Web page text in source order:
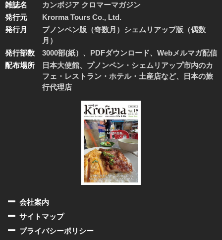
雑誌名
カンボジア クロマーマガジン
発行元
Krorma Tours Co., Ltd.
発行月
プノンペン版（奇数月）シェムリアップ版（偶数
月）
発行部数
3000部(紙）、PDFダウンロード、Webメルマガ配信
配布場所
日本大使館、プノンペン・シェムリアップ市内のカ
フェ・レストラン・ホテル・土産店など、日本の旅
行代理店
会社案内
サイトマップ
プライバシーポリシー